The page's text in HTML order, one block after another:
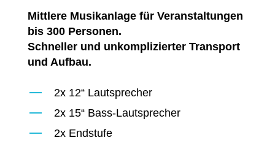
Mittlere Musikanlage für Veranstaltungen
bis 300 Personen.
Schneller und unkomplizierter Transport
und Aufbau.
2x 12“ Lautsprecher
2x 15“ Bass-Lautsprecher
2x Endstufe